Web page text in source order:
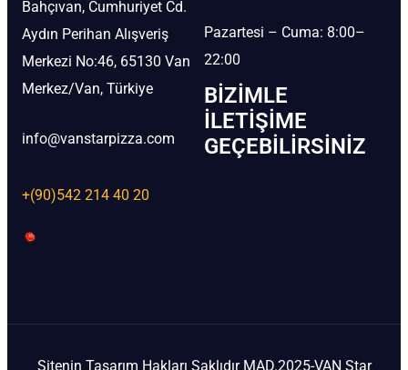
Bahçıvan, Cumhuriyet Cd.
Aydın Perihan Alışveriş
Merkezi No:46, 65130 Van
Merkez/Van, Türkiye
info@vanstarpizza.com
+(90)542 214 40 20
Pazartesi – Cuma: 8:00–
22:00
BIZIMLE
İLETIŞIME
GEÇEBILIRSINIZ
Sitenin Tasarım Hakları Saklıdır MAD.2025-VAN Star